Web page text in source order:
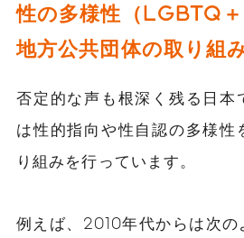
性の多様性（LGBTQ
地方公共団体の取り組
否定的な声も根深く残る日本
は性的指向や性自認の多様性
り組みを行っています。
例えば、2010年代からは次の